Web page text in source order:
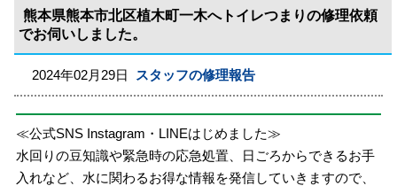
熊本県熊本市北区植木町一木へトイレつまりの修理依頼
でお伺いしました。
2024年02月29日 スタッフの修理報告
≪公式SNS Instagram・LINEはじめました≫
水回りの豆知識や緊急時の応急処置、日ごろからできるお手
入れなど、水に関わるお得な情報を発信していきますので、